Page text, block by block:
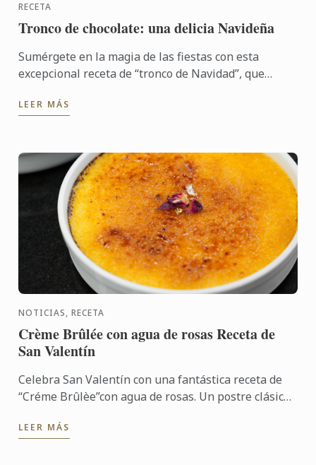
RECETA
Tronco de chocolate: una delicia Navideña
Sumérgete en la magia de las fiestas con esta
excepcional receta de “tronco de Navidad”, que
Un postre ...
LEER MÁS
NOTICIAS, RECETA
Crème Brûlée con agua de rosas Receta de
San Valentín
Celebra San Valentín con una fantástica receta de
“Créme Brûlèe”con agua de rosas. Un postre clásico
tu pareja ...
LEER MÁS